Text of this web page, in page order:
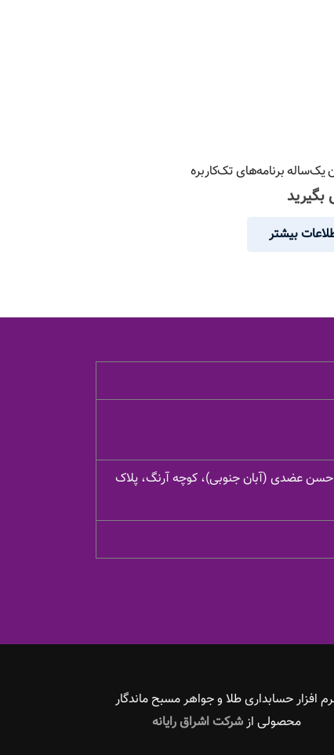
یک‌ساله برنامه‌های تک‌کاربره
بیشتر
حسن عضدی (آبان جنوبی)، کوچه آرنگ، پلاک
افزار حسابداری طلا و جواهر مسبح ماندگار‌
محصولی ازشرکت اشراق رایانه